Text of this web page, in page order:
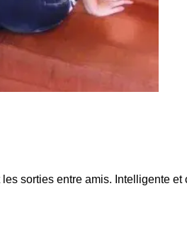
sorties entre amis. Intelligente